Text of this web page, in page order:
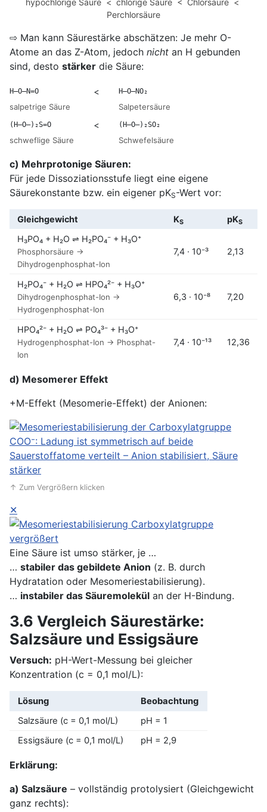
Perchlorsäure
⇨ Man kann Säurestärke abschätzen: Je mehr O-
Atome an das Z-Atom, jedoch nicht an H gebunden
sind, desto stärker die Säure:
H–O–N=O < H–O–NO₂
salpetrige Säure Salpetersäure
(H–O–)₂S=O < (H–O–)₂SO₂
schweflige Säure Schwefelsäure
c) Mehrprotonige Säuren:
Für jede Dissoziationsstufe liegt eine eigene
Säurekonstante bzw. ein eigener pKS-Wert vor:
Gleichgewicht KS pKS
H₃PO₄ + H₂O ⇌ H₂PO₄⁻ + H₃O⁺
Phosphorsäure →
Dihydrogenphosphat-Ion
7,4 · 10⁻³ 2,13
H₂PO₄⁻ + H₂O ⇌ HPO₄²⁻ + H₃O⁺
Dihydrogenphosphat-Ion →
Hydrogenphosphat-Ion
6,3 · 10⁻⁸ 7,20
HPO₄²⁻ + H₂O ⇌ PO₄³⁻ + H₃O⁺
Hydrogenphosphat-Ion → Phosphat-
Ion
7,4 · 10⁻¹³ 12,36
d) Mesomerer Effekt
+M-Effekt (Mesomerie-Effekt) der Anionen:
↑ Zum Vergrößern klicken
✕
Eine Säure ist umso stärker, je …
… stabiler das gebildete Anion (z. B. durch
Hydratation oder Mesomeriestabilisierung).
… instabiler das Säuremolekül an der H-Bindung.
3.6 Vergleich Säurestärke:
Salzsäure und Essigsäure
Versuch: pH-Wert-Messung bei gleicher
Konzentration (c = 0,1 mol/L):
Lösung
Beobachtung
Salzsäure (c = 0,1 mol/L)
pH = 1
Essigsäure (c = 0,1 mol/L)
pH = 2,9
Erklärung:
a) Salzsäure – vollständig protolysiert (Gleichgewicht
ganz rechts):